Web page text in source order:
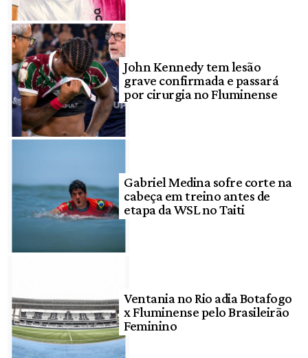
John Kennedy tem lesão
grave confirmada e passará
por cirurgia no Fluminense
Gabriel Medina sofre corte na
cabeça em treino antes de
etapa da WSL no Taiti
Ventania no Rio adia Botafogo
x Fluminense pelo Brasileirão
Feminino